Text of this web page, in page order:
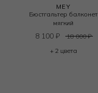
MEY
Бюстгальтер балконет
мягкий
8 100 ₽ 18 000₽
+ 2 цвета